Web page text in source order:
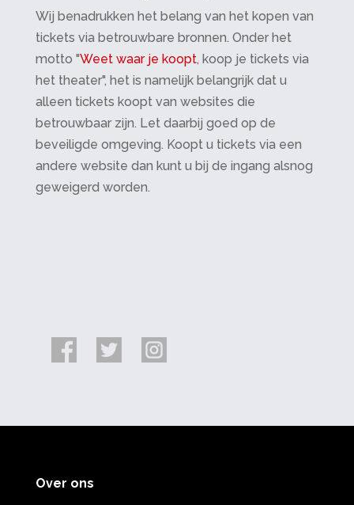
Wij benadrukken het belang van het kopen van
tickets via betrouwbare bronnen. Onder het
motto "Weet waar je koopt, koop je tickets via
het theater", het is namelijk belangrijk dat u
alleen tickets koopt van websites die
betrouwbaar zijn. Let daarbij goed op de
beveiligde omgeving. Koopt u tickets via een
andere website dan kunt u bij de ingang alsnog
geweigerd worden.
Over ons